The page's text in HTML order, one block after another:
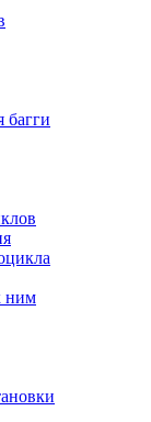
багги
ним